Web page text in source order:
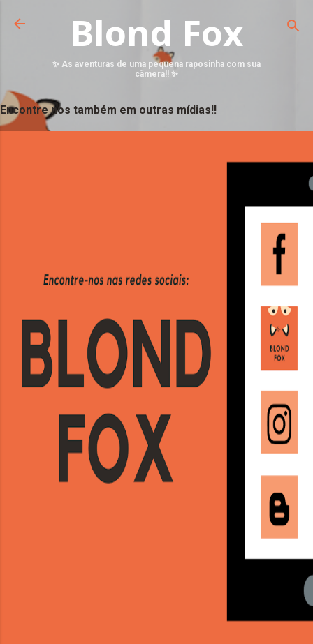
Blond Fox
✨ As aventuras de uma pequena raposinha com sua
câmera!! ✨
Encontre nos também em outras mídias!!